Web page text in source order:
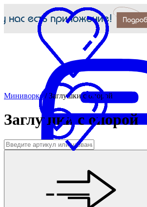
Миниворкс /Заглушки с опорой
Заглушки с опорой